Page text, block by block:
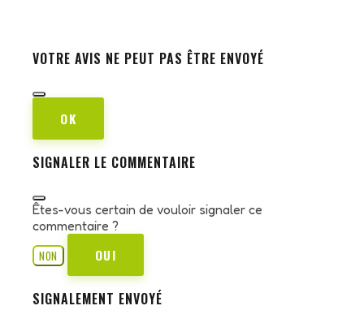
VOTRE AVIS NE PEUT PAS ÊTRE ENVOYÉ
OK
SIGNALER LE COMMENTAIRE
Êtes-vous certain de vouloir signaler ce
commentaire ?
NON
OUI
SIGNALEMENT ENVOYÉ